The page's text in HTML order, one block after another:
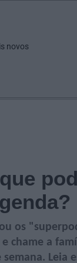
os
chame a
Leia
novos